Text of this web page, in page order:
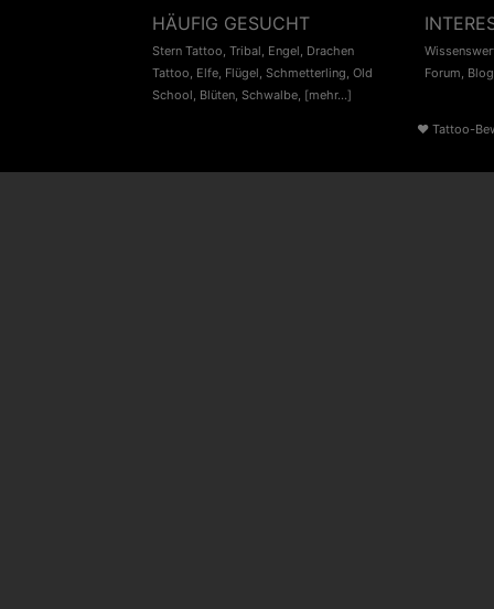
HÄUFIG GESUCHT
Stern Tattoo, Tribal, Engel, Drachen
Tattoo, Elfe, Flügel, Schmetterling, Old
School, Blüten, Schwalbe, [mehr...]
Forum, Blog
♥ Tattoo-